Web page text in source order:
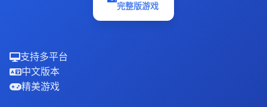
完整版游戏
支持多平台
中文版本
精美游戏